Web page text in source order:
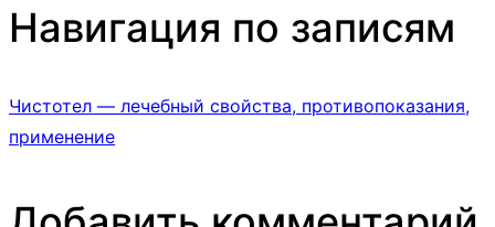
Навигация по записям
Чистотел — лечебный свойства, противопоказания,
применение